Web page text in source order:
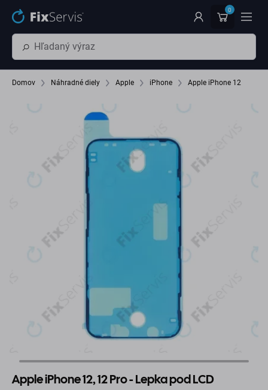
Preskočiť na hlavný obsah 0
Domov Náhradné diely Apple iPhone Apple iPhone 12
Apple iPhone 12, 12 Pro - Lepka pod LCD